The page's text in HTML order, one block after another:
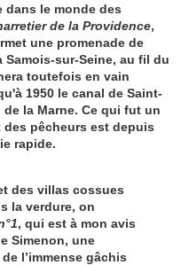
dans le monde des
de la Providence,
une promenade de
Samois-sur-Seine, au fil du
toutefois en vain
1950 le canal de Saint-
la Marne. Ce qui fut un
pêcheurs est depuis
rapide.
des villas cossues
la verdure, on
, qui est à mon avis
Simenon, une
l’immense gâchis